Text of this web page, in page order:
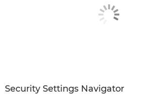
Security Settings Navigator